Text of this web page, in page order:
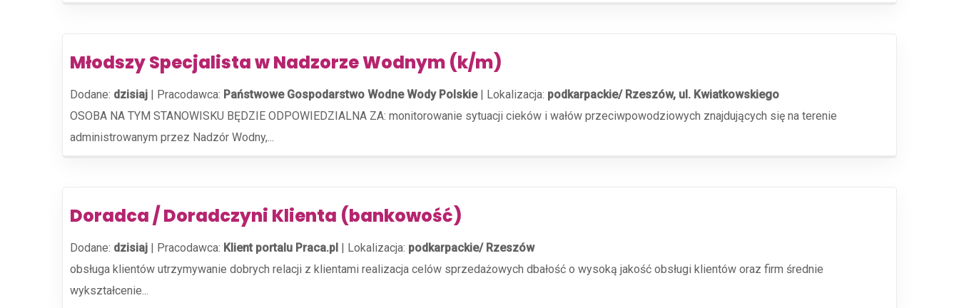
Młodszy Specjalista w Nadzorze Wodnym (k/m)
Dodane: dzisiaj | Pracodawca: Państwowe Gospodarstwo Wodne Wody Polskie| Lokalizacja: podkarpackie/ Rzeszów, ul. Kwiatkowskiego
OSOBA NA TYM STANOWISKU BĘDZIE ODPOWIEDZIALNA ZA: monitorowanie sytuacji cieków i wałów przeciwpowodziowych znajdujących się na terenie
administrowanym przez Nadzór Wodny,...
Doradca / Doradczyni Klienta (bankowość)
Dodane: dzisiaj | Pracodawca: Klient portalu Praca.pl | Lokalizacja: podkarpackie/ Rzeszów
obsługa klientów utrzymywanie dobrych relacji z klientami realizacja celów sprzedażowych dbałość o wysoką jakość obsługi klientów oraz firm średnie
wykształcenie...